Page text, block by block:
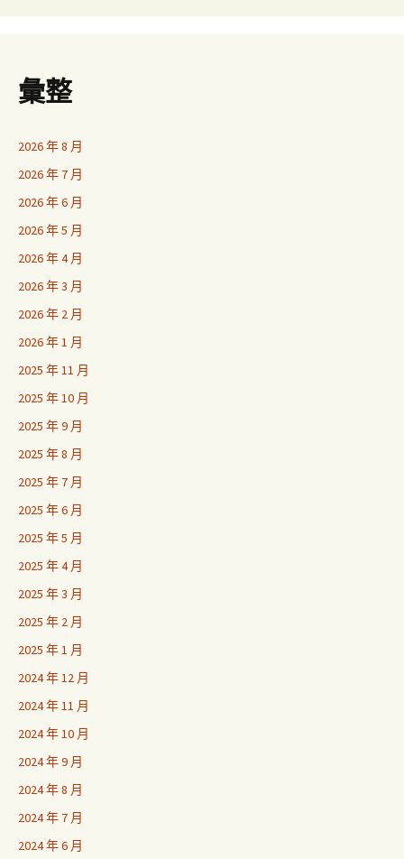
彙整
2026 年 8 月
2026 年 7 月
2026 年 6 月
2026 年 5 月
2026 年 4 月
2026 年 3 月
2026 年 2 月
2026 年 1 月
2025 年 11 月
2025 年 10 月
2025 年 9 月
2025 年 8 月
2025 年 7 月
2025 年 6 月
2025 年 5 月
2025 年 4 月
2025 年 3 月
2025 年 2 月
2025 年 1 月
2024 年 12 月
2024 年 11 月
2024 年 10 月
2024 年 9 月
2024 年 8 月
2024 年 7 月
2024 年 6 月